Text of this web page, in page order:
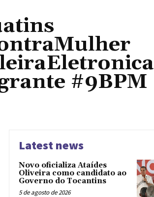
#9BPM
Latest news
Novo oficializa Ataídes
Oliveira como candidato ao
Governo do Tocantins
5 de agosto de 2026